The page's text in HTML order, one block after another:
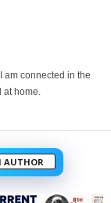
am connected in the
at home.
AUTHOR